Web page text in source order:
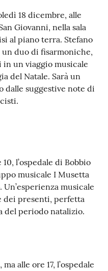
18 dicembre, alle
Giovanni, nella sala
al piano terra. Stefano
un duo di fisarmoniche,
un viaggio musicale
del Natale. Sarà un
dalle suggestive note di
l’ospedale di Bobbio
musicale I Musetta
musicale
dei presenti, perfetta
del periodo natalizio.
alle ore 17, l’ospedale